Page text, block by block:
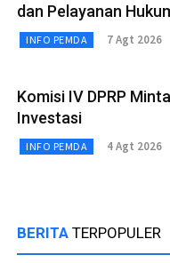
dan Pelayanan
INFO PEMDA 7 Agt 2026
Komisi IV DPRP
Investasi
INFO PEMDA 4 Agt 2026
BERITA TERPOPULER